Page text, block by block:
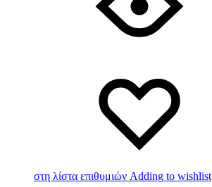
στη λίστα επιθυμιών Adding to wishlist